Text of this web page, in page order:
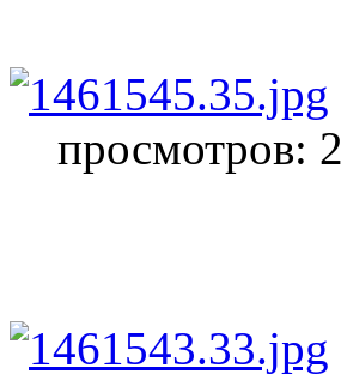
просмотров: